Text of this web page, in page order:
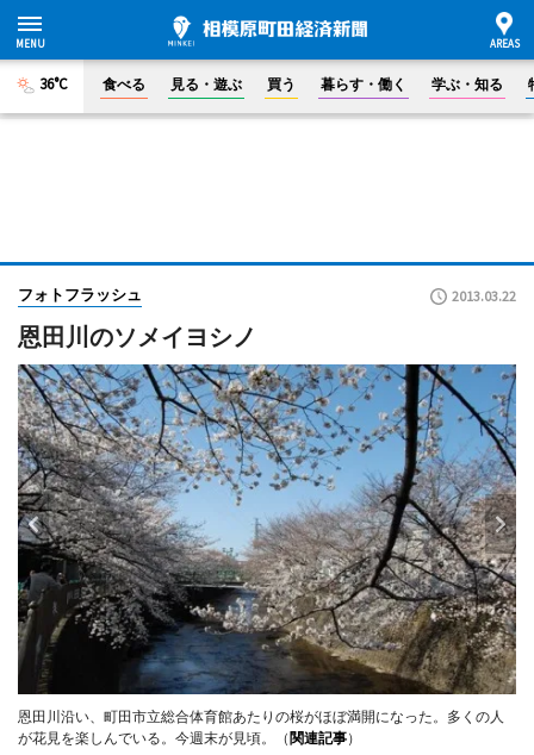
36°C 食べる 見る・遊ぶ 買う 暮らす・働く 学ぶ・知る
フォトフラッシュ 2013.03.22
恩田川のソメイヨシノ
恩田川沿い、町田市立総合体育館あたりの桜がほぼ満開になった。多くの人
が花見を楽しんでいる。今週末が見頃。（ 関連記事）